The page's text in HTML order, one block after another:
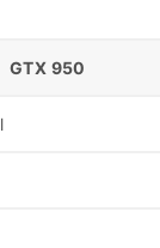
GTX 950